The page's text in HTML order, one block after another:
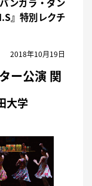
』特別レクチ
2018年10月19日
ー公演 関
大学